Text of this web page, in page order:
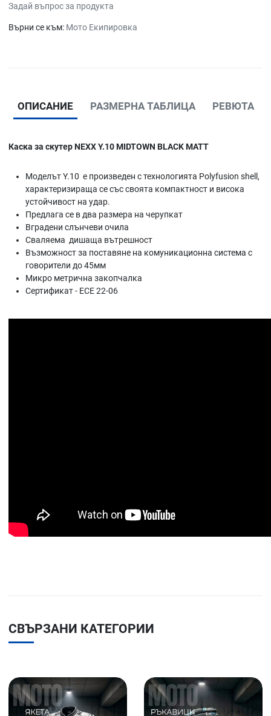
Задай въпрос за продукта
Върни се към: Мото Екипировка
ОПИСАНИЕ РАЗМЕРНА ТАБЛИЦА РЕВЮТА
Каска за скутер NEXX Y.10 MIDTOWN BLACK MATT
Моделът Y.10 е произведен с технологията Polyfusion shell,
характеризираща се със своята компактност и висока
устойчивост на удар.
Предлага се в два размера на черупкат
Вградени слънчеви очила
Сваляема дишаща вътрешност
Възможност за поставяне на комуникационна система с
говорители до 45мм
Микро метрична закопчалка
Сертификат - ECE 22-06
СВЪРЗАНИ КАТЕГОРИИ